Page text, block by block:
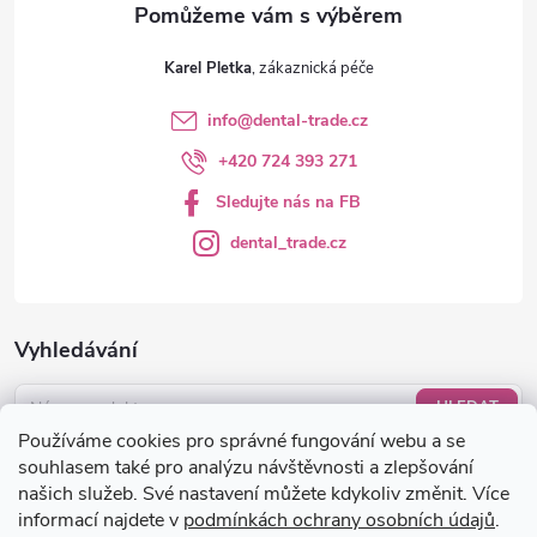
Používáme cookies pro správné fungování webu a se
souhlasem také pro analýzu návštěvnosti a zlepšování
našich služeb. Své nastavení můžete kdykoliv změnit. Více
informací najdete v podmínkách ochrany osobních údajů.
Vyhledávání
HLEDAT
Nákupní košík
0KS /0 KČ
Karel Pletka
info@dental-trade.cz
+420 724 393 271
Sledujte nás na FB
dental_trade.cz